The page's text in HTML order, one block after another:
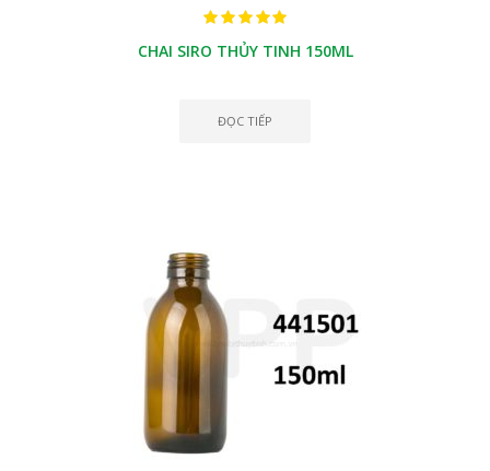
CHAI SIRO THỦY TINH 150ML
ĐỌC TIẾP